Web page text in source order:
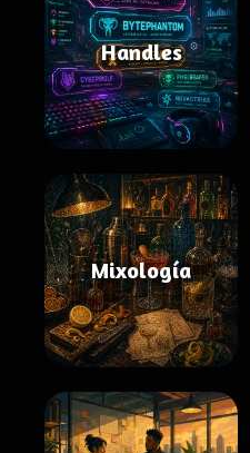
Handles
Mixología